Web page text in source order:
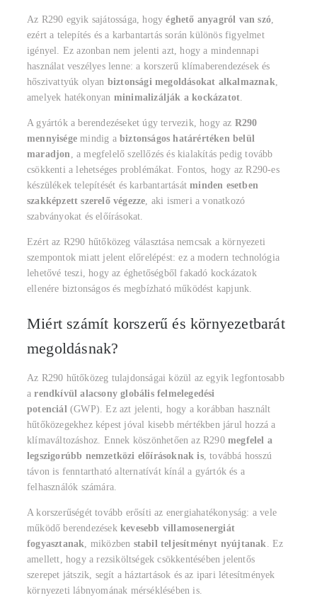
Az R290 egyik sajátossága, hogyéghető anyagról van szó,
ezért a telepítés és a karbantartás során különös figyelmet
igényel. Ez azonban nem jelenti azt, hogy a mindennapi
használat veszélyes lenne: a korszerű klímaberendezések és
hőszivattyúk olyan biztonsági megoldásokat alkalmaznak,
amelyek hatékonyan minimalizálják a kockázatot.
A gyártók a berendezéseket úgy tervezik, hogy az R290
mennyisége mindig a biztonságos határértéken belül
maradjon, a megfelelő szellőzés és kialakítás pedig tovább
csökkenti a lehetséges problémákat. Fontos, hogy az R290-es
készülékek telepítését és karbantartásátminden esetben
szakképzett szerelő végezze, aki ismeri a vonatkozó
szabványokat és előírásokat.
Ezért az R290 hűtőközeg választása nemcsak a környezeti
szempontok miatt jelent előrelépést: ez a modern technológia
lehetővé teszi, hogy az éghetőségből fakadó kockázatok
ellenére biztonságos és megbízható működést kapjunk.
Miért számít korszerű és környezetbarát
megoldásnak?
Az R290 hűtőközeg tulajdonságai közül az egyik legfontosabb
a rendkívül alacsony globális felmelegedési
potenciál(GWP). Ez azt jelenti, hogy a korábban használt
hűtőközegekhez képest jóval kisebb mértékben járul hozzá a
klímaváltozáshoz. Ennek köszönhetően az R290 megfelel a
legszigorúbb nemzetközi előírásoknak is, továbbá hosszú
távon is fenntartható alternatívát kínál a gyártók és a
felhasználók számára.
A korszerűségét tovább erősíti az energiahatékonyság: a vele
működő berendezések kevesebb villamosenergiát
fogyasztanak, miközben stabil teljesítményt nyújtanak. Ez
amellett, hogy a rezsiköltségek csökkentésében jelentős
szerepet játszik, segít a háztartások és az ipari létesítmények
környezeti lábnyomának mérséklésében is.